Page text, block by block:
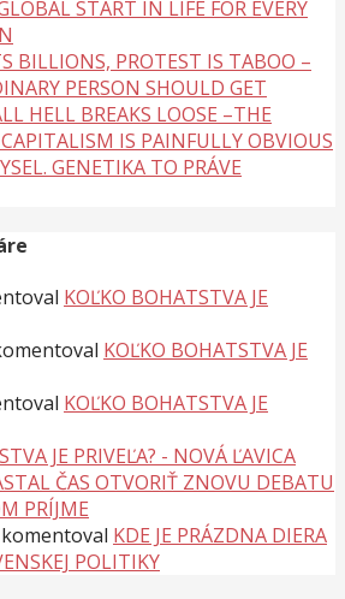
START IN LIFE FOR EVERY
BILLIONS, PROTEST IS TABOO –
PERSON SHOULD GET
HELL BREAKS LOOSE –THE
CAPITALISM IS PAINFULLY OBVIOUS
GENETIKA TO PRÁVE
KOĽKO BOHATSTVA JE
KOĽKO BOHATSTVA JE
KOĽKO BOHATSTVA JE
JE PRIVEĽA? - NOVÁ ĽAVICA
ČAS OTVORIŤ ZNOVU DEBATU
PRÍJME
komentoval KDE JE PRÁZDNA DIERA
POLITIKY